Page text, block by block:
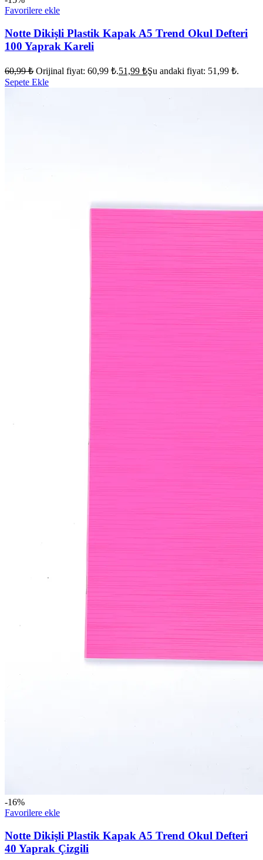
Favorilere ekle
Notte Dikişli Plastik Kapak A5 Trend Okul Defteri
100 Yaprak Kareli
60,99₺ Orijinal fiyat: 60,99 ₺.51,99 ₺Şu andaki fiyat: 51,99 ₺.
Sepete Ekle
-16%
Favorilere ekle
Notte Dikişli Plastik Kapak A5 Trend Okul Defteri
40 Yaprak Çizgili